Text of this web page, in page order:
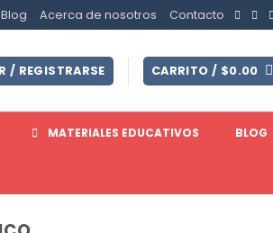
Blog Acerca de nosotros Contacto
/ REGISTRARSE CARRITO / $0.00
MATERIALES EDUCATIVOS BLOG